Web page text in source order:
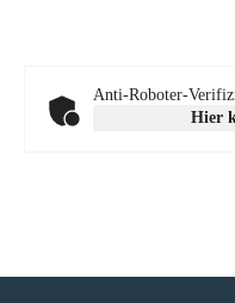
Anti-Roboter-
Hier